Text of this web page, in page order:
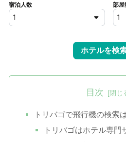
目次
トリバゴで飛行機の検索
トリバゴはホテル専門